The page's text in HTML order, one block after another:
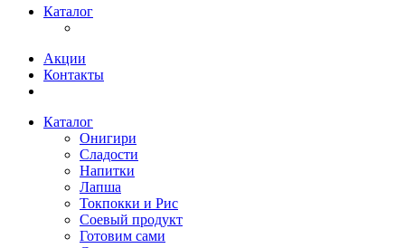
Каталог
Акции
Контакты
Каталог
Онигири
Сладости
Напитки
Лапша
Токпокки и Рис
Соевый продукт
Готовим сами